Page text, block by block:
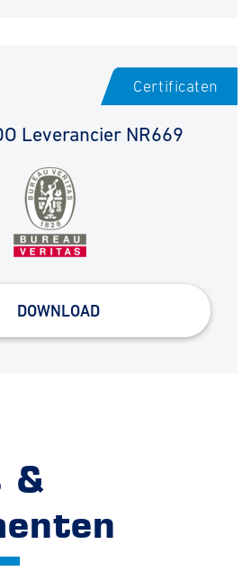
Certificaten
Leverancier NR669
DOWNLOAD
&